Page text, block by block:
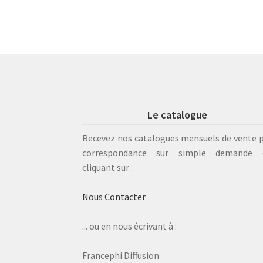
Le catalogue
Recevez nos catalogues mensuels de vente
correspondance sur simple demande
cliquant sur :
Nous Contacter
... ou en nous écrivant à :
Francephi Diffusion